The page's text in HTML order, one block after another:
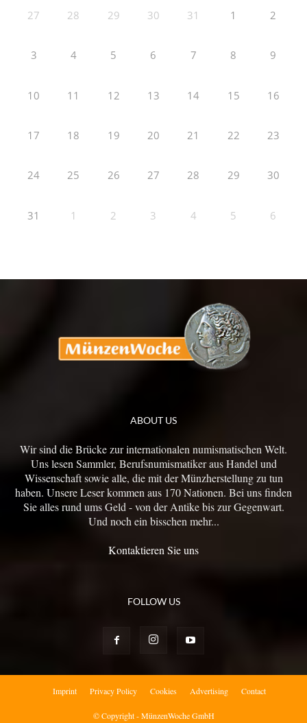
27 28 29 30 31 1 2
3 4 5 6 7 8 9
10 11 12 13 14 15 16
17 18 19 20 21 22 23
24 25 26 27 28 29 30
31 1 2 3 4 5 6
ABOUT US
Wir sind die Brücke zur internationalen numismatischen Welt.
Uns lesen Sammler, Berufsnumismatiker aus Handel und
Wissenschaft sowie alle, die mit der Münzherstellung zu tun
haben. Unsere Leser kommen aus 170 Nationen. Bei uns finden
Sie alles rund ums Geld - von der Antike bis zur Gegenwart.
Und noch ein bisschen mehr...
Kontaktieren Sie uns
FOLLOW US
Imprint Privacy Policy Cookies Advertising Contact
© Copyright - MünzenWoche GmbH